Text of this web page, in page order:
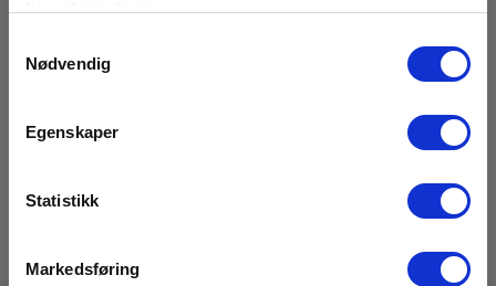
Nødvendig
Egenskaper
Statistikk
Markedsføring
Ja
iOS,Android,Gratis nedlasting
Display :
LCD farge
Minne:
Elma_Datasheet_FLIR_DM286__EN.pdf
Declaration of Conformity
Elma_Certificate_FLIR_DM286_DOC_EU_EN.pdf